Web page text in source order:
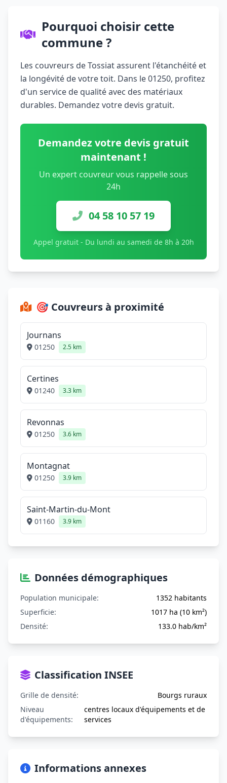
Pourquoi choisir cette
commune ?
Les couvreurs de Tossiat assurent l'étanchéité et
la longévité de votre toit. Dans le 01250, profitez
d'un service de qualité avec des matériaux
durables. Demandez votre devis gratuit.
Demandez votre devis gratuit
maintenant !
Un expert couvreur vous rappelle sous
24h
04 58 10 57 19
Appel gratuit - Du lundi au samedi de 8h à 20h
🎯 Couvreurs à proximité
Journans
01250 2.5 km
Certines
01240 3.3 km
Revonnas
01250 3.6 km
Montagnat
01250 3.9 km
Saint-Martin-du-Mont
01160 3.9 km
Données démographiques
Population municipale:
1352 habitants
Superficie:
1017 ha (10 km²)
Densité:
133.0 hab/km²
Classification INSEE
Grille de densité:
Bourgs ruraux
Niveau
d'équipements:
centres locaux d'équipements et de
services
Informations annexes